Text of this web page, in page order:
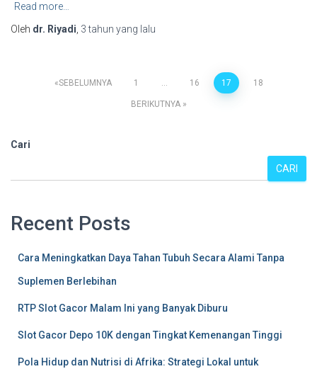
Read more…
Oleh dr. Riyadi 3 tahun yang lalu
Paginasi
SEBELUMNYA 1 … 16 17 18
BERIKUTNYA
Cari
CARI
Recent Posts
Cara Meningkatkan Daya Tahan Tubuh Secara Alami Tanpa
Suplemen Berlebihan
RTP Slot Gacor Malam Ini yang Banyak Diburu
Slot Gacor Depo 10K dengan Tingkat Kemenangan Tinggi
Pola Hidup dan Nutrisi di Afrika: Strategi Lokal untuk